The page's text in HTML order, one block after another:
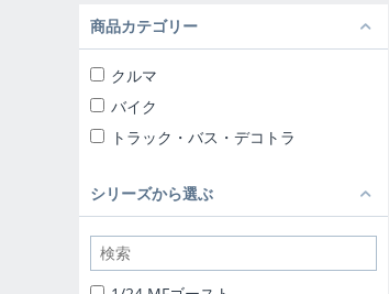
商品カテゴリー
クルマ
バイク
トラック・バス・デコトラ
シリーズから選ぶ